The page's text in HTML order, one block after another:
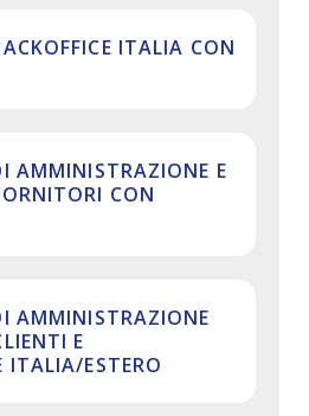
ITALIA CON
AMMINISTRAZIONE E
CON
AMMINISTRAZIONE
E
ITALIA/ESTERO